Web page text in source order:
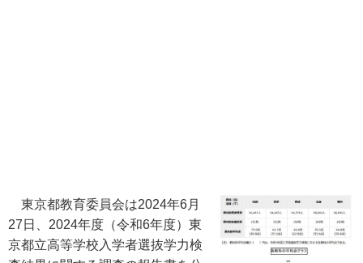
東京都教育委員会は2024年6月
27日、2024年度（令和6年度）東
京都立高等学校入学者選抜学力検